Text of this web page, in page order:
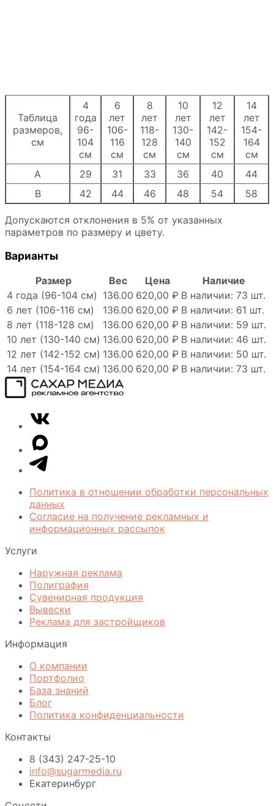
Таблица
размеров,
см
4
года
96-
104
см
6
лет
106-
116
см
8
лет
118-
128
см
10
лет
130-
140
см
12
лет
142-
152
см
14
лет
154-
164
см
A
29 31 33 36 40
44
B
42 44 46 48 54 58
Допускаются отклонения в 5% от указанных
параметров по размеру и цвету.
Варианты
Размер Вес Цена
Наличие
4 года (96-104 см) 136.00 620,00 ₽ В наличии: 73 шт.
6 лет (106-116 см)
136.00 620,00 ₽ В наличии: 61 шт.
8 лет (118-128 см)
136.00 620,00 ₽ В наличии: 59 шт.
10 лет (130-140 см) 136.00 620,00 ₽ В наличии: 46 шт.
12 лет (142-152 см) 136.00 620,00 ₽ В наличии: 50 шт.
14 лет (154-164 см) 136.00 620,00 ₽ В наличии: 73 шт.
МедиаVK
Telegram
MAX
Политика в отношении обработки персональных
данных
Согласие на получение рекламных и
информационных рассылок
Услуги
Наружная реклама
Полиграфия
Сувенирная продукция
Вывески
Реклама для застройщиков
Информация
О компании
Портфолио
База знаний
Блог
Политика конфиденциальности
Контакты
8 (343) 247-25-10
info@sugarmedia.ru
Екатеринбург